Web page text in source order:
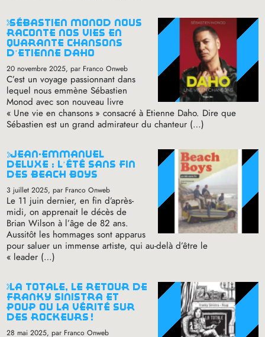
sébastien monod nous
raconte nos vies en
quarante chansons
d’etienne daho
20 novembre 2025, par Franco Onweb
C’est un voyage passionnant dans
lequel nous emmène Sébastien
Monod avec son nouveau livre
« Une vie en chansons » consacré à Etienne Daho. Dire que
Sébastien est un grand admirateur du chanteur (…)
jean-emmanuel
deluxe : l’été sans fin
des beach boys
3 juillet 2025, par Franco Onweb
Le 11 juin dernier, en fin d’après-
midi, on apprenait le décès de
Brian Wilson à l’âge de 82 ans.
Aussitôt les hommages sont apparus
pour saluer un immense artiste, qui au-delà d’être le
« leader (…)
la totale, le retour de
franky sinistra et
poup ou la vérité sur
des rockeurs !
28 mai 2025, par Franco Onweb